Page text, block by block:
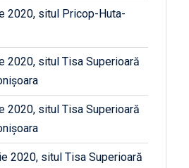
2020, situl Pricop-Huta-
2020, situl Tisa Superioară
2020, situl Tisa Superioară
2020, situl Tisa Superioară